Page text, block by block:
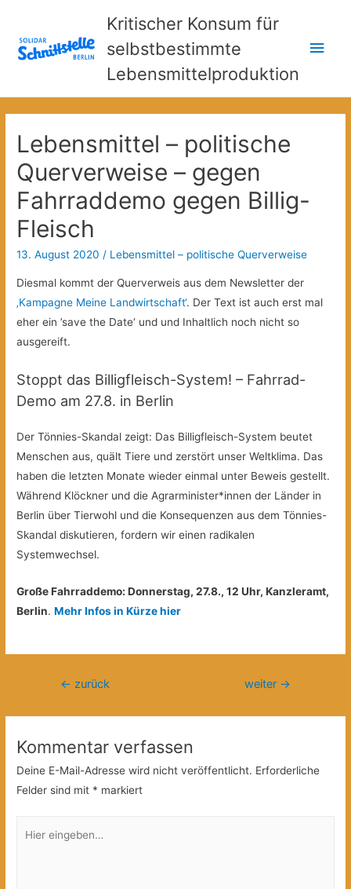
Kritischer Konsum für
selbstbestimmte
Lebensmittelproduktion
Lebensmittel – politische
Querverweise – gegen
Fahrraddemo gegen Billig-
Fleisch
13. August 2020 / Lebensmittel – politische Querverweise
Diesmal kommt der Querverweis aus dem Newsletter der
‚Kampagne Meine Landwirtschaft‘. Der Text ist auch erst mal
eher ein ’save the Date‘ und und Inhaltlich noch nicht so
ausgereift.
Stoppt das Billigfleisch-System! – Fahrrad-
Demo am 27.8. in Berlin
Der Tönnies-Skandal zeigt: Das Billigfleisch-System beutet
Menschen aus, quält Tiere und zerstört unser Weltklima. Das
haben die letzten Monate wieder einmal unter Beweis gestellt.
Während Klöckner und die Agrarminister*innen der Länder in
Berlin über Tierwohl und die Konsequenzen aus dem Tönnies-
Skandal diskutieren, fordern wir einen radikalen
Systemwechsel.
Große Fahrraddemo: Donnerstag, 27.8., 12 Uhr, Kanzleramt,
Berlin.Mehr Infos in Kürze hier
Beitragsnavigation
← zurück weiter →
Kommentar verfassen
Deine E-Mail-Adresse wird nicht veröffentlicht. Erforderliche
Felder sind mit * markiert
eingeben…